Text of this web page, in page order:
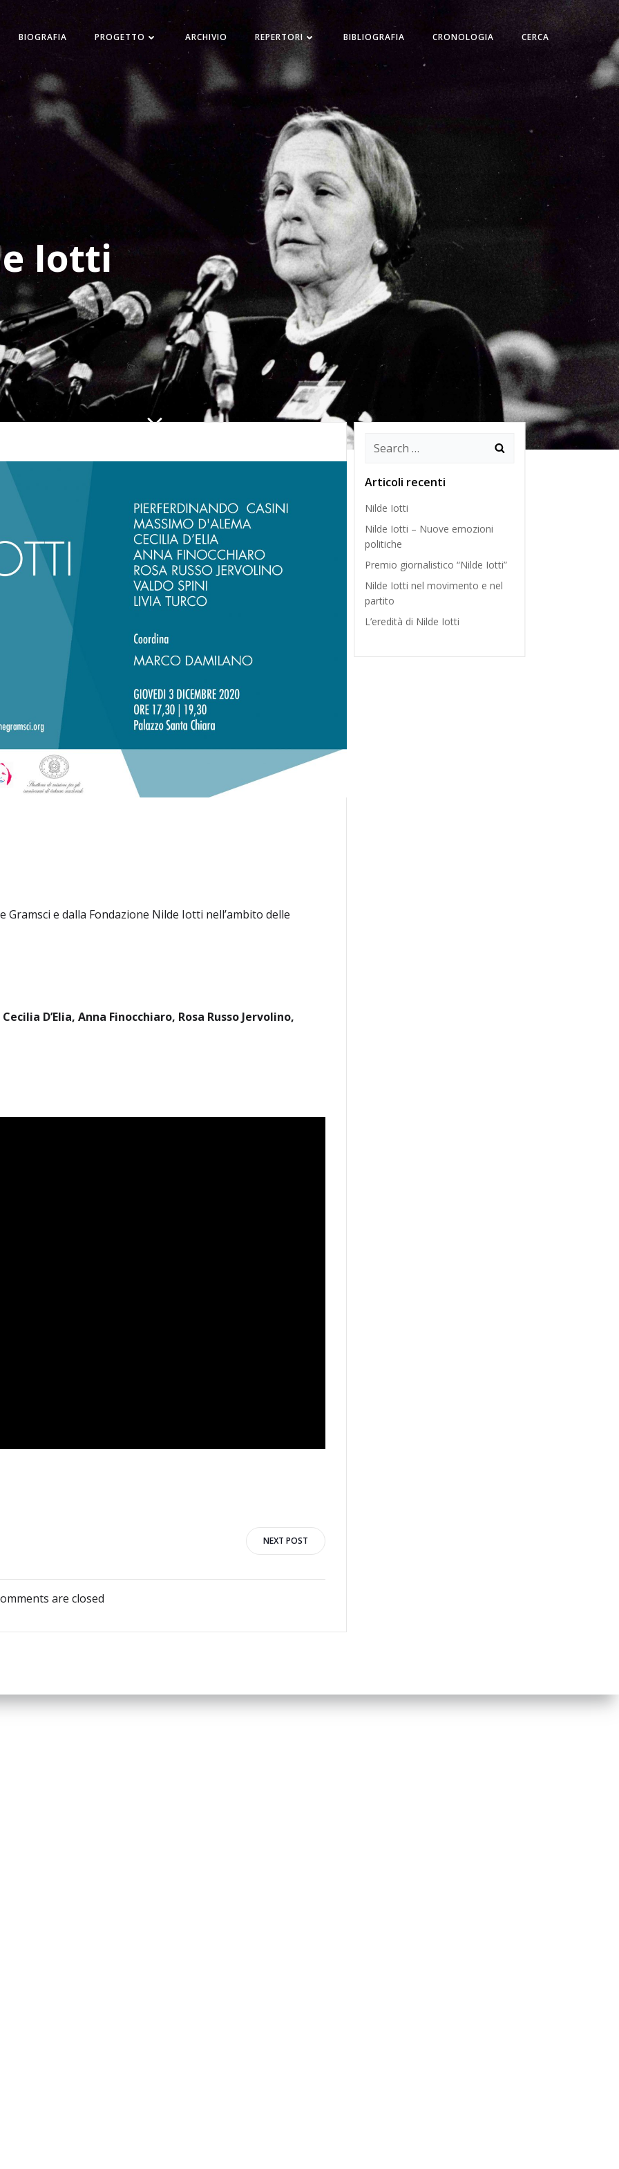
BIOGRAFIA PROGETTO ARCHIVIO REPERTORI BIBLIOGRAFIA CRONOLOGIA CERCA
Iotti
e dalla Fondazione Nilde Iotti nell’ambito delle
D’Elia, Anna Finocchiaro, Rosa Russo Jervolino,
articoli
NEXT POST
are closed
Search
Articoli recenti
Nilde Iotti
Nilde Iotti – Nuove emozioni
politiche
Premio giornalistico “Nilde Iotti”
Nilde Iotti nel movimento e nel
partito
L’eredità di Nilde Iotti
di Nilde Iotti
e la valorizzazione del lascito ideale e documentale.
Nilde Iotti con il contributo della Struttura di missione per la valorizzazione degli anniversari
delle nuove generazioni della Presidenza del Consiglio dei Ministri.